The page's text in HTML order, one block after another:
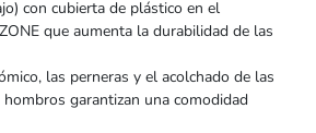
con cubierta de plástico en el
que aumenta la durabilidad de las
las perneras y el acolchado de las
garantizan una comodidad